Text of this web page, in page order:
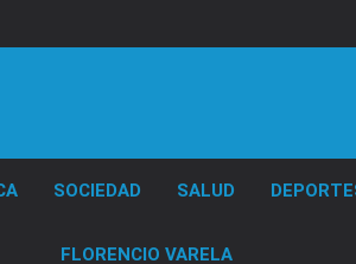
SOCIEDAD SALUD
FLORENCIO VARELA